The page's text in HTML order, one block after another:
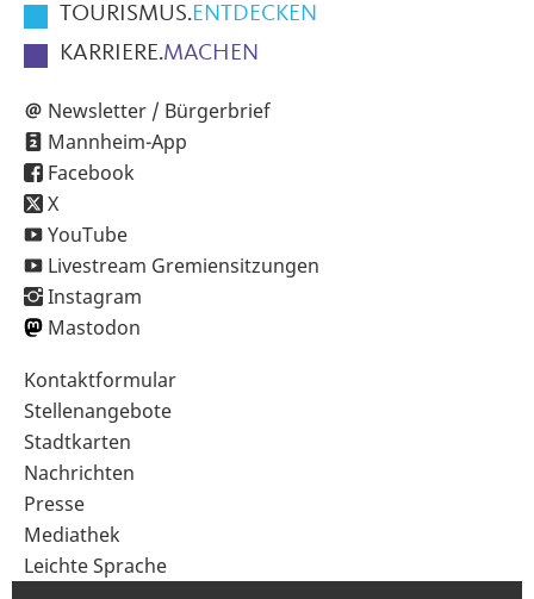
TOURISMUS.ENTDECKEN
KARRIERE.MACHEN
Newsletter / Bürgerbrief
Mannheim-App
Facebook
X
YouTube
Livestream Gremiensitzungen
Instagram
Mastodon
Sekundärnavigation
im
Fußbereich
Kontaktformular
Stellenangebote
Stadtkarten
Nachrichten
Presse
Mediathek
Leichte Sprache